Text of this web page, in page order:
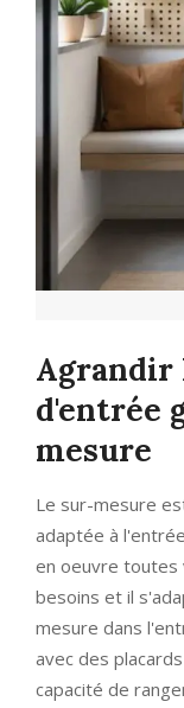
Agrandir
d'entrée
mesure
Le sur-mesure
adaptée à
en oeuvre toutes
besoins et il
mesure dans
avec des
capacité de